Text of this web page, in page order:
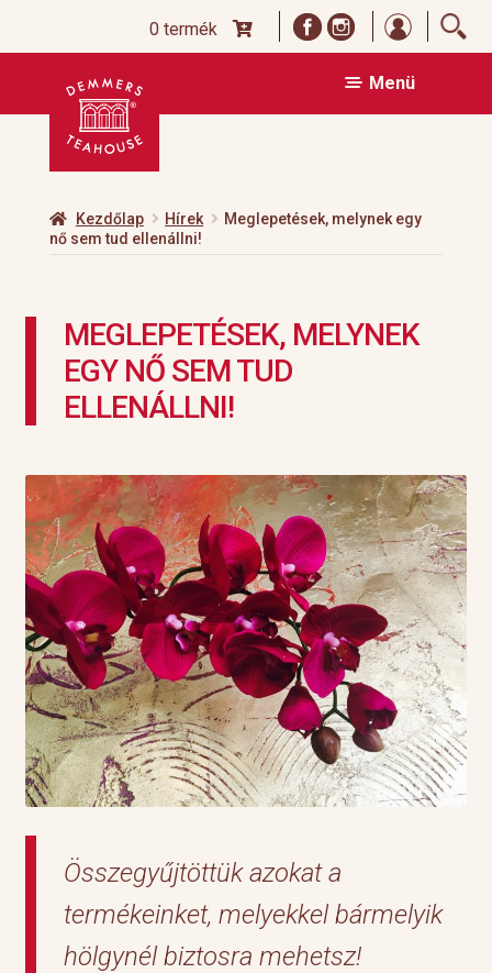
0 termék
Ugrás
navigációhoz
Kilépés
tartalomba
Menü
Kezdőlap Hírek
Meglepetések, melynek egy
nő sem tud ellenállni!
MEGLEPETÉSEK, MELYNEK
EGY NŐ SEM TUD
ELLENÁLLNI!
Összegyűjtöttük azokat a
termékeinket, melyekkel bármelyik
hölgynél biztosra mehetsz!